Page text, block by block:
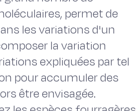
permet de
les variations d'un
la variation
expliquées par tel
pour accumuler des
être envisagée.